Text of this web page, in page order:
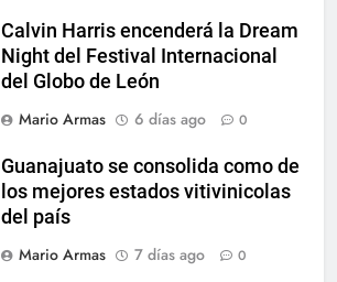
Calvin Harris encenderá la Dream
Night del Festival Internacional
del Globo de León
Mario Armas
6 días ago 0
Guanajuato se consolida como de
los mejores estados vitivinicolas
del país
Mario Armas
7 días ago 0